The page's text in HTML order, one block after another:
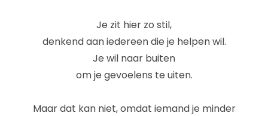
Je zit hier zo stil,
denkend aan iedereen die je helpen wil.
Je wil naar buiten
om je gevoelens te uiten.
Maar dat kan niet, omdat iemand je minder